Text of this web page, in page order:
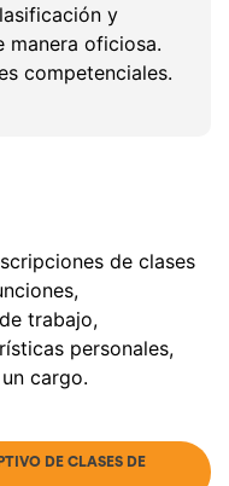
y
manera oficiosa.
competenciales.
de clases
trabajo,
personales,
cargo.
DE CLASES DE